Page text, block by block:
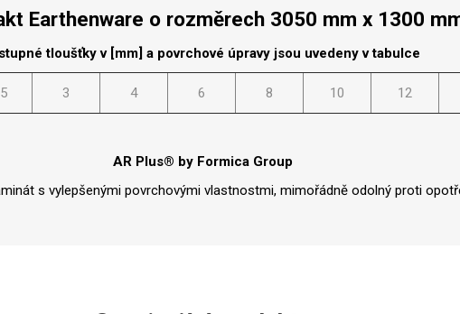
Earthenware o rozměrech 3050 mm x 1300
tloušťky v [mm] a povrchové úpravy jsou uvedeny v tabulce
3 4 6 8 10 12
AR Plus® by Formica Group
s vylepšenými povrchovými vlastnostmi, mimořádně odolný proti